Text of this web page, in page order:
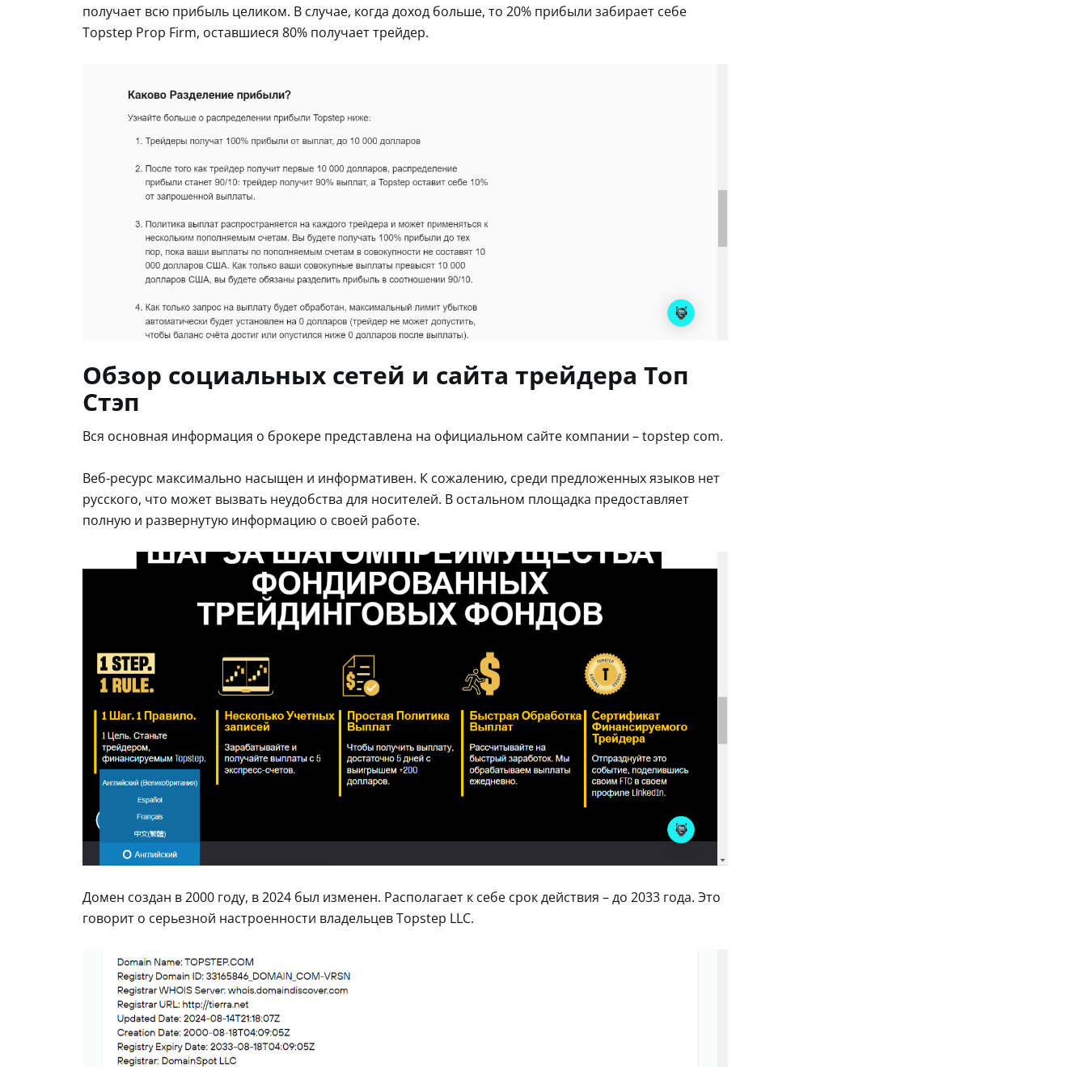
получает всю прибыль целиком. В случае, когда доход больше, то 20% прибыли забирает себе
Topstep Prop Firm, оставшиеся 80% получает трейдер.
Обзор социальных сетей и сайта трейдера Топ
Стэп
Вся основная информация о брокере представлена на официальном сайте компании – topstep com.
Веб-ресурс максимально насыщен и информативен. К сожалению, среди предложенных языков нет
русского, что может вызвать неудобства для носителей. В остальном площадка предоставляет
полную и развернутую информацию о своей работе.
Домен создан в 2000 году, в 2024 был изменен. Располагает к себе срок действия – до 2033 года. Это
говорит о серьезной настроенности владельцев Topstep LLC.